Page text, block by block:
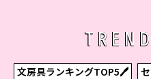
文房具ランキングTOP5🖊